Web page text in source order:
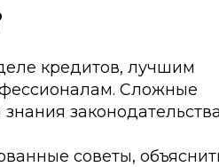
кредитов, лучшим
Сложные
советы,